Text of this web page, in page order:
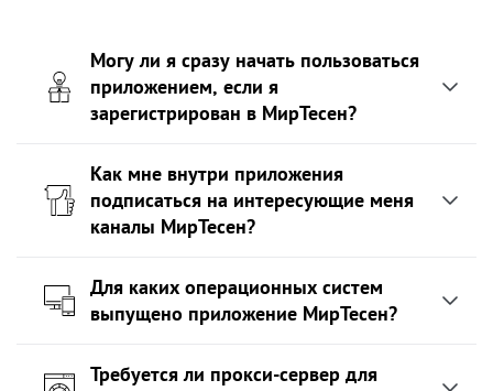
Могу ли я сразу начать пользоваться
приложением, если я
зарегистрирован в МирТесен?
Как мне внутри приложения
подписаться на интересующие меня
каналы МирТесен?
Для каких операционных систем
выпущено приложение МирТесен?
Требуется ли прокси-сервер для